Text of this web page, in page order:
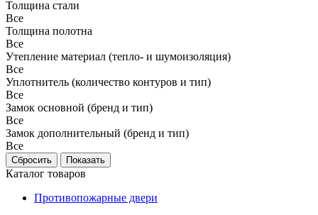
Толщина стали
Все
Толщина полотна
Все
Утепление материал (тепло- и шумоизоляция)
Все
Уплотнитель (количество контуров и тип)
Все
Замок основной (бренд и тип)
Все
Замок дополнительный (бренд и тип)
Все
Каталог товаров
Противопожарные двери